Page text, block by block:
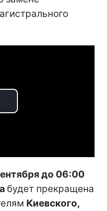
до 06:00
будет прекращена
Киевского,